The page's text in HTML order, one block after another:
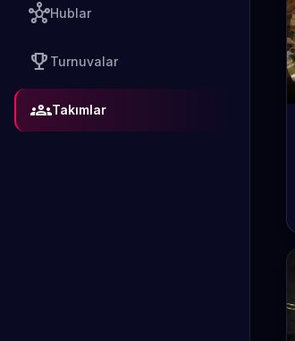
hubHublar
emoji_events Turnuvalar
groupsTakımlar